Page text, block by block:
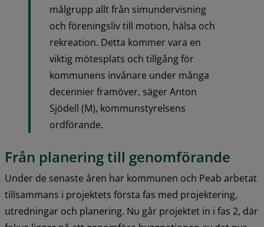
målgrupp allt från simundervisning
och föreningsliv till motion, hälsa och
rekreation. Detta kommer vara en
viktig mötesplats och tillgång för
kommunens invånare under många
decennier framöver, säger Anton
Sjödell (M), kommunstyrelsens
ordförande.
Från planering till genomförande
Under de senaste åren har kommunen och Peab arbetat
tillsammans i projektets första fas med projektering,
utredningar och planering. Nu går projektet in i fas 2, där